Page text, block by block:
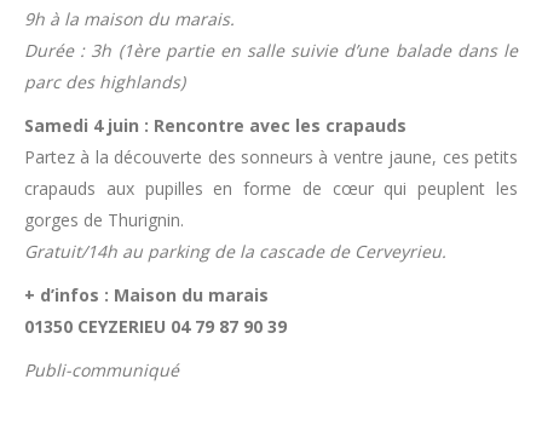
9h à la maison du marais.
Durée : 3h (1ère partie en salle suivie d’une balade dans le
parc des highlands)
Samedi 4 juin : Rencontre avec les crapauds
Partez à la découverte des sonneurs à ventre jaune, ces petits
crapauds aux pupilles en forme de cœur qui peuplent les
gorges de Thurignin.
Gratuit/14h au parking de la cascade de Cerveyrieu.
+ d’infos : Maison du marais
01350 CEYZERIEU 04 79 87 90 39
Publi-communiqué